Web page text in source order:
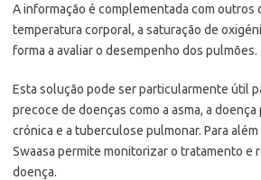
A informação é complementada com outros
temperatura corporal, a saturação de
forma a avaliar o desempenho dos pulmões.
Esta solução pode ser particularmente útil
precoce de doenças como a asma, a
crónica e a tuberculose pulmonar. Para
Swaasa permite monitorizar o tratamento e
doença.